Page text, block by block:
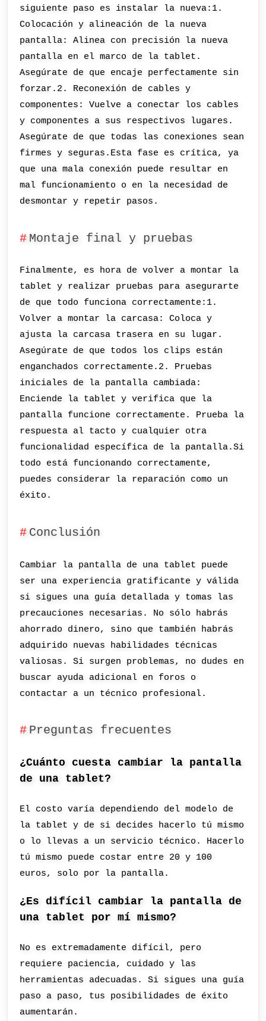
siguiente paso es instalar la nueva:1.
Colocación y alineación de la nueva
pantalla: Alinea con precisión la nueva
pantalla en el marco de la tablet.
Asegúrate de que encaje perfectamente sin
forzar.2. Reconexión de cables y
componentes: Vuelve a conectar los cables
y componentes a sus respectivos lugares.
Asegúrate de que todas las conexiones sean
firmes y seguras.Esta fase es crítica, ya
que una mala conexión puede resultar en
mal funcionamiento o en la necesidad de
desmontar y repetir pasos.
Montaje final y pruebas
Finalmente, es hora de volver a montar la
tablet y realizar pruebas para asegurarte
de que todo funciona correctamente:1.
Volver a montar la carcasa: Coloca y
ajusta la carcasa trasera en su lugar.
Asegúrate de que todos los clips están
enganchados correctamente.2. Pruebas
iniciales de la pantalla cambiada:
Enciende la tablet y verifica que la
pantalla funcione correctamente. Prueba la
respuesta al tacto y cualquier otra
funcionalidad específica de la pantalla.Si
todo está funcionando correctamente,
puedes considerar la reparación como un
éxito.
Conclusión
Cambiar la pantalla de una tablet puede
ser una experiencia gratificante y válida
si sigues una guía detallada y tomas las
precauciones necesarias. No sólo habrás
ahorrado dinero, sino que también habrás
adquirido nuevas habilidades técnicas
valiosas. Si surgen problemas, no dudes en
buscar ayuda adicional en foros o
contactar a un técnico profesional.
Preguntas frecuentes
¿Cuánto cuesta cambiar la pantalla
de una tablet?
El costo varía dependiendo del modelo de
la tablet y de si decides hacerlo tú mismo
o lo llevas a un servicio técnico. Hacerlo
tú mismo puede costar entre 20 y 100
euros, solo por la pantalla.
¿Es difícil cambiar la pantalla de
una tablet por mí mismo?
No es extremadamente difícil, pero
requiere paciencia, cuidado y las
herramientas adecuadas. Si sigues una guía
paso a paso, tus posibilidades de éxito
aumentarán.